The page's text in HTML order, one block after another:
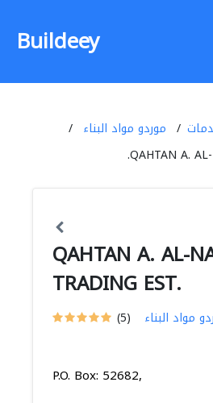
Buildeey
موردو مواد البناء
QAHTAN A.
QAHTAN A. AL-
TRADING EST.
(5) مواد البناء
P.O. Box: 52682,